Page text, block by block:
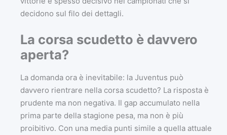
decidono sul filo dei dettagli.
La corsa scudetto è davvero
aperta?
La domanda ora è inevitabile: la Juventus può
davvero rientrare nella corsa scudetto? La risposta è
prudente ma non negativa. Il gap accumulato nella
prima parte della stagione pesa, ma non è più
proibitivo. Con una media punti simile a quella attuale